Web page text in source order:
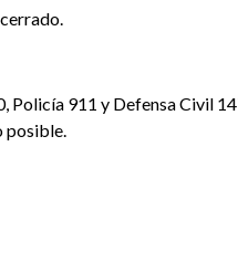
911 y Defensa Civil
posible.